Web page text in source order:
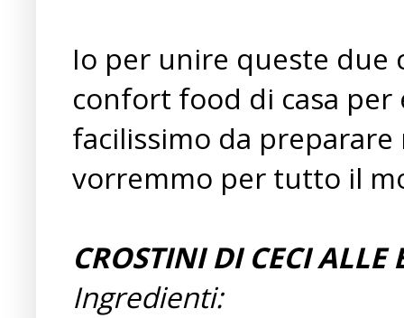
Io per unire queste due
confort food di casa per
facilissimo da preparare
vorremmo per tutto il
CROSTINI DI CECI ALLE
Ingredienti: